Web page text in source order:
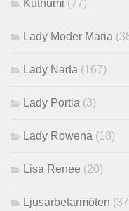
Kuthumi (77)
Lady Moder Maria
Lady Nada (167)
Lady Portia (3)
Lady Rowena (18)
Lisa Renee (20)
Ljusarbetarmöten